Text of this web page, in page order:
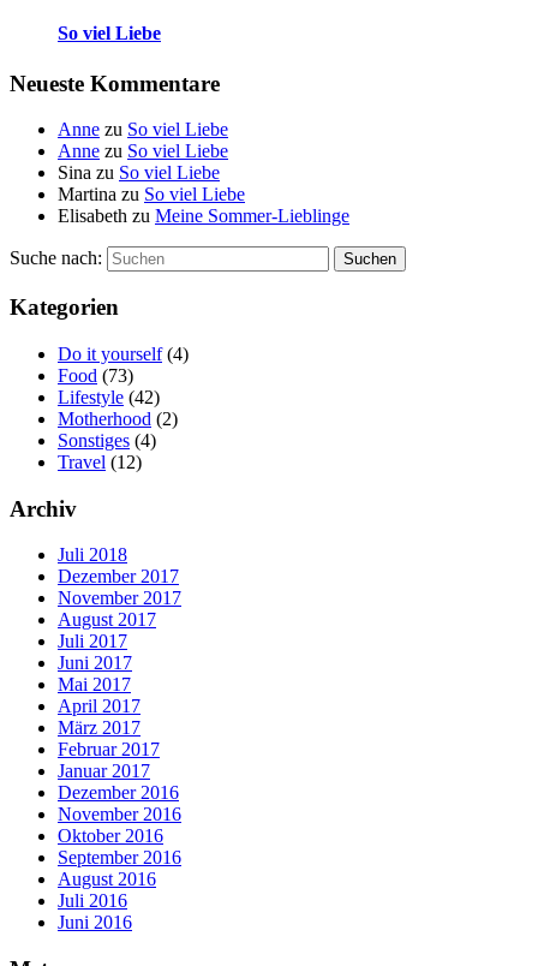
So viel Liebe
Neueste Kommentare
Anne zu So viel Liebe
Anne zu So viel Liebe
Sina zu So viel Liebe
Martina zu So viel Liebe
Elisabeth zu Meine Sommer-Lieblinge
Suche nach: Suchen
Kategorien
Do it yourself (4)
Food (73)
Lifestyle (42)
Motherhood (2)
Sonstiges (4)
Travel (12)
Archiv
Juli 2018
Dezember 2017
November 2017
August 2017
Juli 2017
Juni 2017
Mai 2017
April 2017
März 2017
Februar 2017
Januar 2017
Dezember 2016
November 2016
Oktober 2016
September 2016
August 2016
Juli 2016
Juni 2016